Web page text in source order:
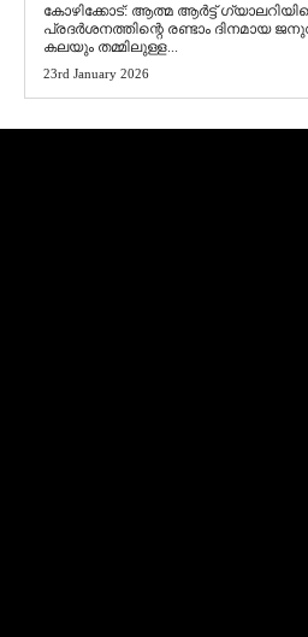
​കോഴിക്കോട്: ആത്മ ആർട്ട്
പ്രദർശനത്തിന്റെ രണ്ടാം ദിനമായ
കലയും തമ്മിലുള്ള...
23rd January 2026